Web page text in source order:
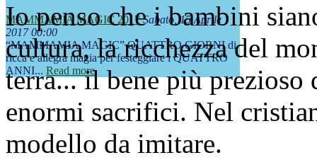
MAMMAMIA MAGIC 2017Sabato, 15 Aprile
2017 00:00
“MAMMAMIA MAGIC” QUATTRO GIORNI di
ricca e allegra magia per festeggiare i QUATTRO
ANNI... Read more
Io penso che i bambini
cultura, la ricchezza del
terra... il bene più prezioso
enormi sacrifici. Nel
modello da imitare.